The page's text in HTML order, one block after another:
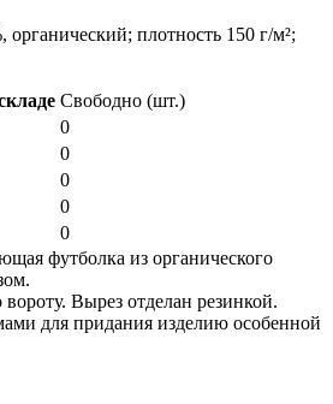
плотность 150 г/м²;
Свободно (шт.)
0
0
0
0
0
футболка из органического
Вырез отделан резинкой.
для придания изделию особенной